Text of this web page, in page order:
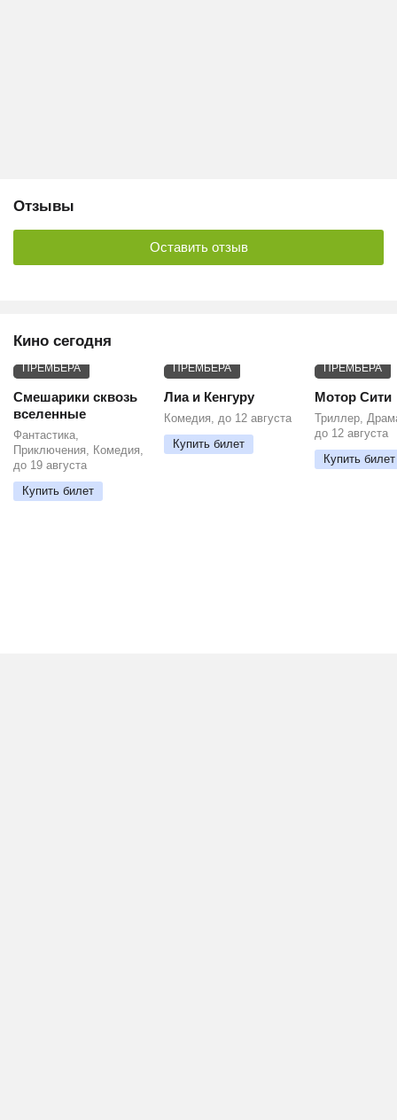
Отзывы
Оставить отзыв
Кино сегодня
ПРЕМЬЕРА
Смешарики сквозь
вселенные
Фантастика,
Приключения, Комедия,
до 19 августа
Купить билет
ПРЕМЬЕРА
Лиа и Кенгуру
Комедия, до 12 августа
Купить билет
ПРЕМЬЕРА
Мотор Сити
Триллер,
до 12 августа
Купить билет